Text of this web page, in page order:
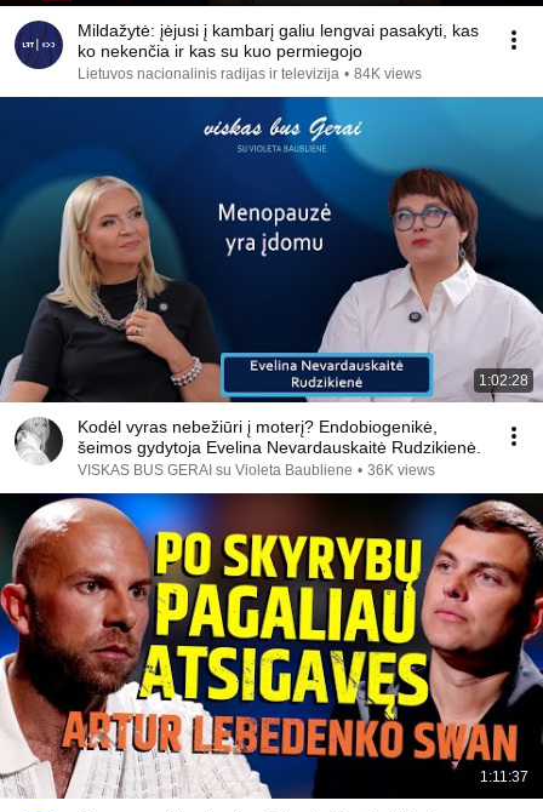
Mildažytė: įėjusi į kambarį galiu lengvai pasakyti, kas
ko nekenčia ir kas su kuo permiegojo
Lietuvos nacionalinis radijas ir televizija • 84K views
1:02:28
Kodėl vyras nebežiūri į moterį? Endobiogenikė,
šeimos gydytoja Evelina Nevardauskaitė Rudzikienė.
VISKAS BUS GERAI su Violeta Baubliene • 36K views
1:11:37